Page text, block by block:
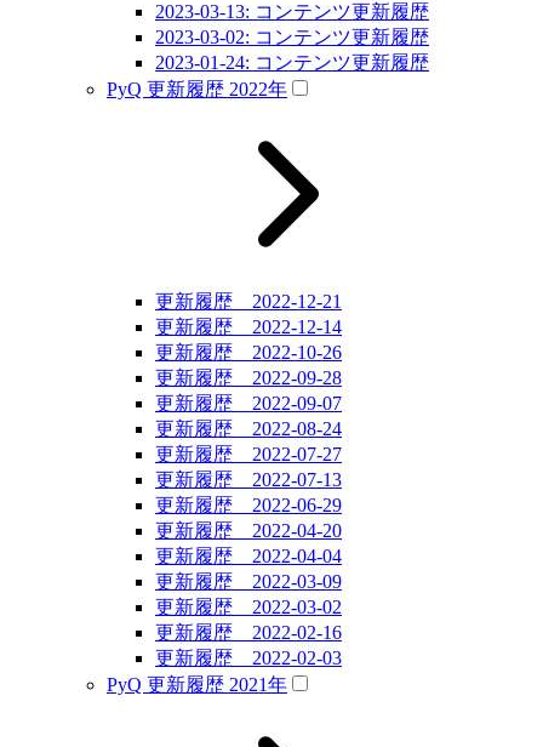
2023-03-13: コンテンツ更新履歴
2023-03-02: コンテンツ更新履歴
2023-01-24: コンテンツ更新履歴
PyQ 更新履歴 2022年
更新履歴 2022-12-21
更新履歴 2022-12-14
更新履歴 2022-10-26
更新履歴 2022-09-28
更新履歴 2022-09-07
更新履歴 2022-08-24
更新履歴 2022-07-27
更新履歴 2022-07-13
更新履歴 2022-06-29
更新履歴 2022-04-20
更新履歴 2022-04-04
更新履歴 2022-03-09
更新履歴 2022-03-02
更新履歴 2022-02-16
更新履歴 2022-02-03
PyQ 更新履歴 2021年